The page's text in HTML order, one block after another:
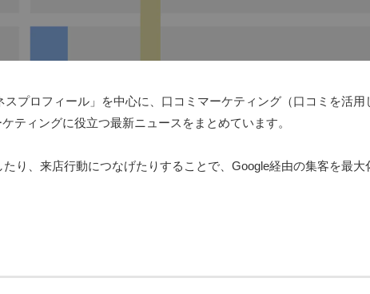
プロフィール」を中心に、口コミマーケティング（口コミを活用
ティングに役立つ最新ニュースをまとめています。
り、来店行動につなげたりすることで、Google経由の集客を最大